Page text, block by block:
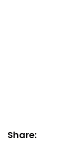
Share: